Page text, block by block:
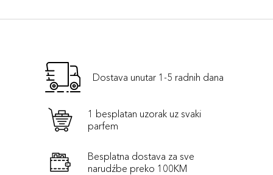
Dostava unutar 1-5 radnih dana
1 besplatan uzorak uz svaki
parfem
Besplatna dostava za sve
narudźbe preko 100KM